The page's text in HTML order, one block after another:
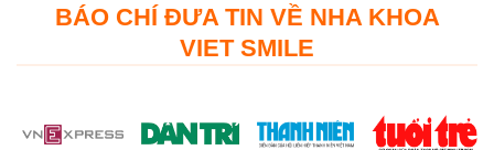
BÁO CHÍ ĐƯA TIN VỀ NHA KHOA
VIET SMILE